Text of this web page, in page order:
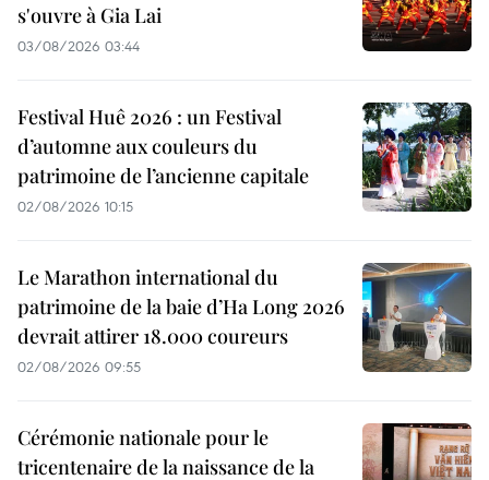
s'ouvre à Gia Lai
03/08/2026 03:44
Festival Huê 2026 : un Festival
d’automne aux couleurs du
patrimoine de l’ancienne capitale
02/08/2026 10:15
Le Marathon international du
patrimoine de la baie d’Ha Long 2026
devrait attirer 18.000 coureurs
02/08/2026 09:55
Cérémonie nationale pour le
tricentenaire de la naissance de la